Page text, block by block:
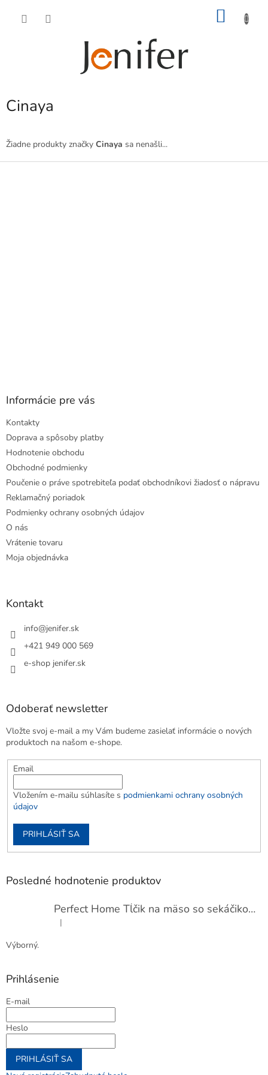
Cinaya
Žiadne produkty značky Cinaya sa nenašli...
Z
Informácie pre vás
Kontakty
Doprava a spôsoby platby
Hodnotenie obchodu
Obchodné podmienky
Poučenie o práve spotrebiteľa podať obchodníkovi žiadosť o nápravu
Reklamačný poriadok
Podmienky ochrany osobných údajov
O nás
Vrátenie tovaru
Moja objednávka
Kontakt
info@jenifer.sk
+421 949 000 569
e-shop jenifer.sk
Odoberať newsletter
Vložte svoj e-mail a my Vám budeme zasielať informácie o nových
produktoch na našom e-shope.
Email
Vložením e-mailu súhlasíte s podmienkami ochrany osobných
údajov
PRIHLÁSIŤ SA
Posledné hodnotenie produktov
Perfect Home Tĺčik na mäso so sekáčikom, 56893
Hodnotenie produktu je 5 z 5 hviezdičiek.
|
Výborný.
Prihlásenie
E-mail
Heslo
PRIHLÁSIŤ SA